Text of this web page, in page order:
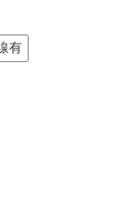
有